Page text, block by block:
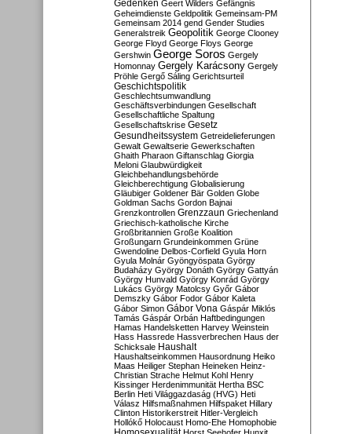
Gedenken Geert Wilders Gefängnis
Geheimdienste Geldpolitik Gemeinsam-PM
Gemeinsam 2014 gend Gender Studies
Generalstreik Geopolitik George Clooney
George Floyd George Floys George
Gershwin George Soros Gergely
Homonnay Gergely Karácsony Gergely
Pröhle Gergő Sáling Gerichtsurteil
Geschichtspolitik
Geschlechtsumwandlung
Geschäftsverbindungen Gesellschaft
Gesellschaftliche Spaltung
Gesellschaftskrise Gesetz
Gesundheitssystem Getreidelieferungen
Gewalt Gewaltserie Gewerkschaften
Ghaith Pharaon Giftanschlag Giorgia
Meloni Glaubwürdigkeit
Gleichbehandlungsbehörde
Gleichberechtigung Globalisierung
Gläubiger Goldener Bär Golden Globe
Goldman Sachs Gordon Bajnai
Grenzkontrollen Grenzzaun Griechenland
Griechisch-katholische Kirche
Großbritannien Große Koalition
Großungarn Grundeinkommen Grüne
Gwendoline Delbos-Corfield Gyula Horn
Gyula Molnár Gyöngyöspata György
Budaházy György Donáth György Gattyán
György Hunvald György Konrád György
Lukács György Matolcsy Győr Gábor
Demszky Gábor Fodor Gábor Kaleta
Gábor Simon Gábor Vona Gáspár Miklós
Tamás Gáspár Orbán Haftbedingungen
Hamas Handelsketten Harvey Weinstein
Hass Hassrede Hassverbrechen Haus der
Schicksale Haushalt
Haushaltseinkommen Hausordnung Heiko
Maas Heiliger Stephan Heineken Heinz-
Christian Strache Helmut Kohl Henry
Kissinger Herdenimmunität Hertha BSC
Berlin Heti Világgazdaság (HVG) Heti
Válasz Hilfsmaßnahmen Hilfspaket Hillary
Clinton Historikerstreit Hitler-Vergleich
Hollókő Holocaust Homo-Ehe Homophobie